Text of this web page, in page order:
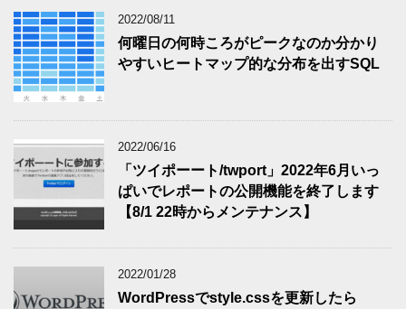
2022/08/11
何曜日の何時ころがピークなのか分かり
やすいヒートマップ的な分布を出すSQL
2022/06/16
「ツイポーート/twport」2022年6月いっ
ぱいでレポートの公開機能を終了します
【8/1 22時からメンテナンス】
2022/01/28
WordPressでstyle.cssを更新したら